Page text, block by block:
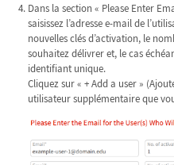
Dans la section « Please Enter
saisissez l’adresse e-mail de
nouvelles clés d’activation, le
souhaitez délivrer et, le cas
identifiant unique.
Cliquez sur « + Add a user »
utilisateur supplémentaire que